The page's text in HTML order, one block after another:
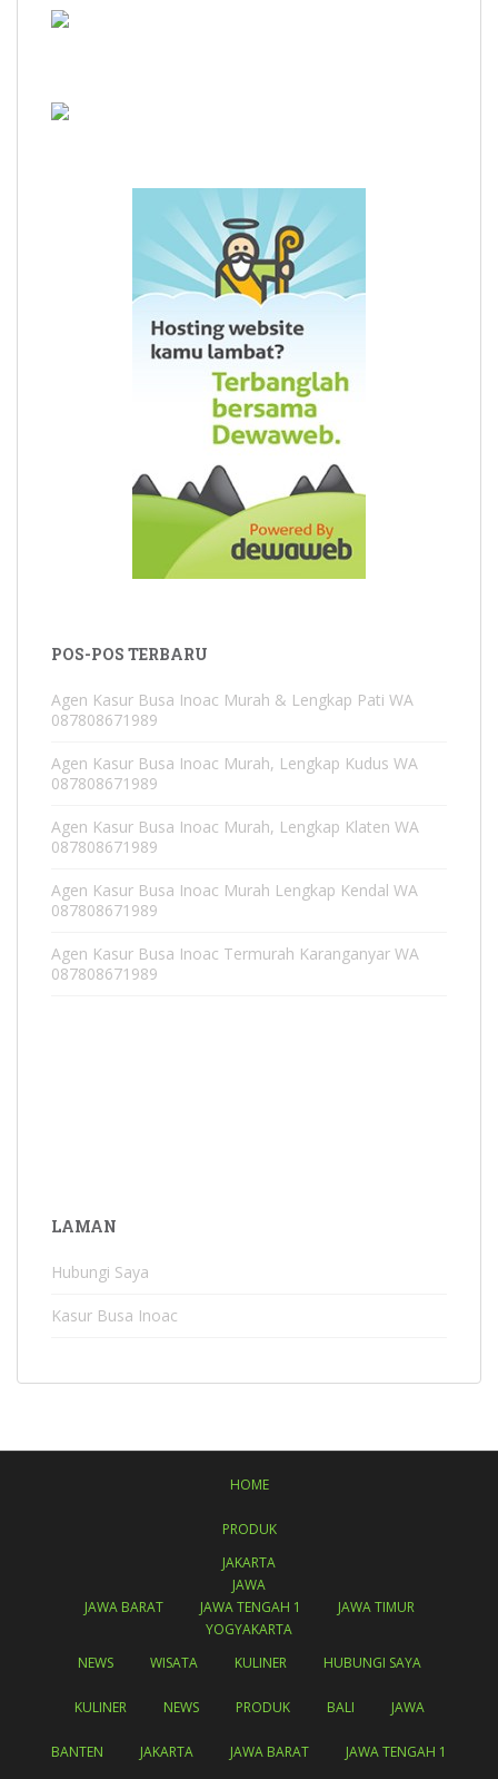
POS-POS TERBARU
Agen Kasur Busa Inoac Murah & Lengkap Pati WA
087808671989
Agen Kasur Busa Inoac Murah, Lengkap Kudus WA
087808671989
Agen Kasur Busa Inoac Murah, Lengkap Klaten WA
087808671989
Agen Kasur Busa Inoac Murah Lengkap Kendal WA
087808671989
Agen Kasur Busa Inoac Termurah Karanganyar WA
087808671989
LAMAN
Hubungi Saya
Kasur Busa Inoac
HOME
PRODUK
JAKARTA
JAWA
JAWA BARAT
JAWA TENGAH 1
JAWA TIMUR
YOGYAKARTA
NEWS
WISATA KULINER HUBUNGI SAYA
KULINER NEWS PRODUK BALI JAWA
BANTEN JAKARTA JAWA BARAT JAWA TENGAH 1